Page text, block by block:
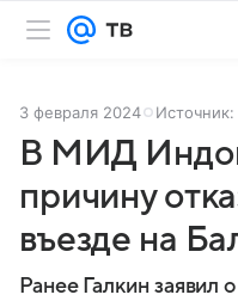
3 февраля 2024 Источник:
В МИД
причину
въезде на
Ранее Галкин заявил